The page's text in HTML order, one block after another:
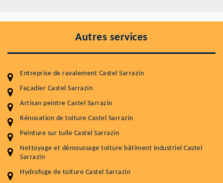
Autres services
Entreprise de ravalement Castel Sarrazin
Façadier Castel Sarrazin
Artisan peintre Castel Sarrazin
Rénovation de toiture Castel Sarrazin
Peinture sur tuile Castel Sarrazin
Nettoyage et démoussage toiture bâtiment industriel Castel
Sarrazin
Hydrofuge de toiture Castel Sarrazin
Entretenir votre toiture, c'est préserver sa
durabilité
Plus de 15 ans d'expérience en couverture et facade
Service